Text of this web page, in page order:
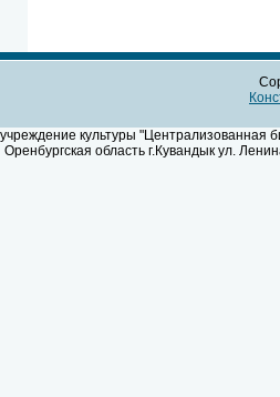
культуры "Централизованная
Оренбургская область г.Кувандык ул.